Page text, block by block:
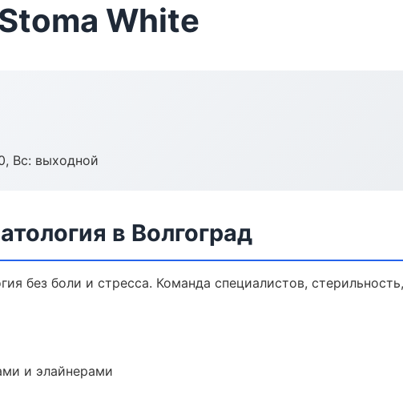
White
Вс: выходной
в Волгоград
без боли и стресса. Команда специалистов,
и элайнерами